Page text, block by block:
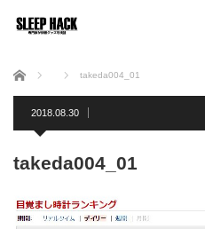
ホーム takeda004_01
2018.08.30
takeda004_01